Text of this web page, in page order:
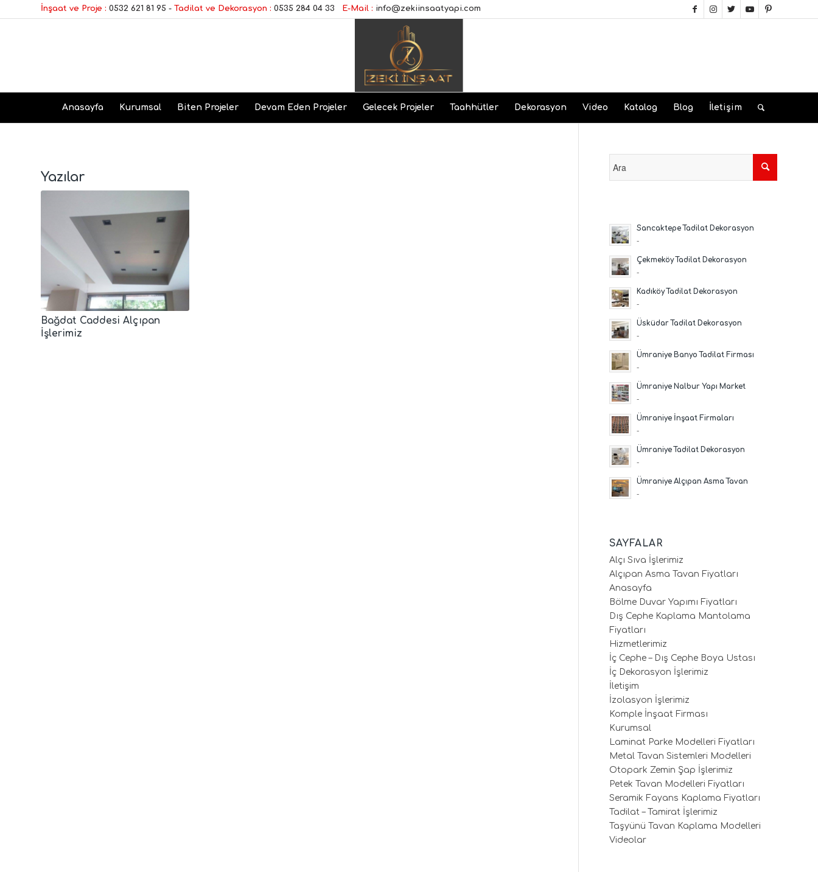
İnşaat ve Proje : 0532 621 81 95 - Tadilat ve Dekorasyon : 0535 284 04 33 E-Mail : info@zekiinsaatyapi.com
Anasayfa Kurumsal Biten Projeler Devam Eden Projeler Gelecek Projeler Taahhütler Dekorasyon Video Katalog Blog İletişim
Yazılar
Bağdat Caddesi Alçıpan
İşlerimiz
Sancaktepe Tadilat Dekorasyon
-
Çekmeköy Tadilat Dekorasyon
-
Kadıköy Tadilat Dekorasyon
-
Üsküdar Tadilat Dekorasyon
-
Ümraniye Banyo Tadilat Firması
-
Ümraniye Nalbur Yapı Market
-
Ümraniye İnşaat Firmaları
-
Ümraniye Tadilat Dekorasyon
-
Ümraniye Alçıpan Asma Tavan
-
SAYFALAR
Alçı Sıva İşlerimiz
Alçıpan Asma Tavan Fiyatları
Anasayfa
Bölme Duvar Yapımı Fiyatları
Dış Cephe Kaplama Mantolama
Fiyatları
Hizmetlerimiz
İç Cephe – Dış Cephe Boya Ustası
İç Dekorasyon İşlerimiz
İletişim
İzolasyon İşlerimiz
Komple İnşaat Firması
Kurumsal
Laminat Parke Modelleri Fiyatları
Metal Tavan Sistemleri Modelleri
Otopark Zemin Şap İşlerimiz
Petek Tavan Modelleri Fiyatları
Seramik Fayans Kaplama Fiyatları
Tadilat – Tamirat İşlerimiz
Taşyünü Tavan Kaplama Modelleri
Videolar